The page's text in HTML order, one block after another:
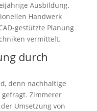
Ausbildung.
Handwerk
gestützte Planung
vermittelt.
durch
denn nachhaltige
Zimmerer
Umsetzung von